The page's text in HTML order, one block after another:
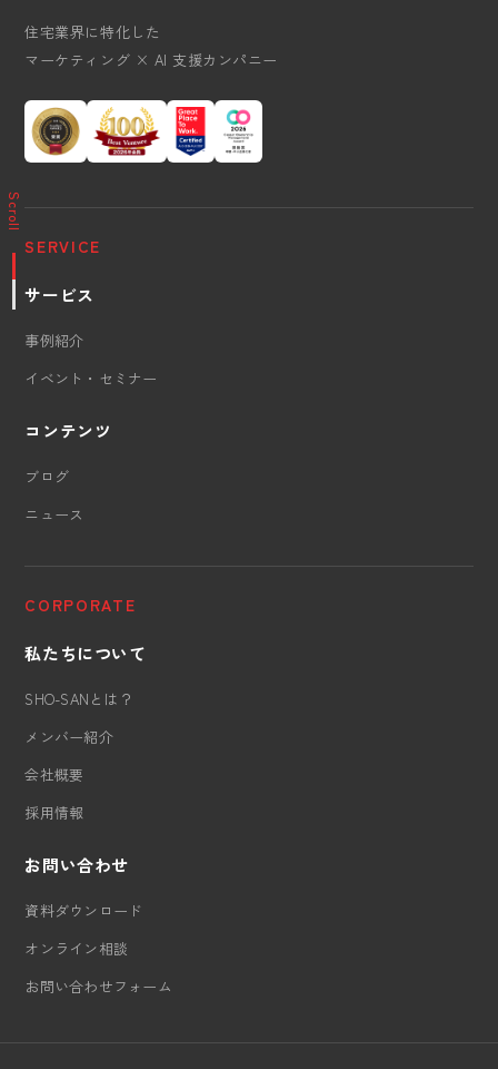
Scroll
住宅業界に特化した
マーケティング × AI 支援カンパニー
SERVICE
サービス
事例紹介
イベント・セミナー
コンテンツ
ブログ
ニュース
CORPORATE
私たちについて
SHO-SANとは？
メンバー紹介
会社概要
採用情報
お問い合わせ
資料ダウンロード
オンライン相談
お問い合わせフォーム